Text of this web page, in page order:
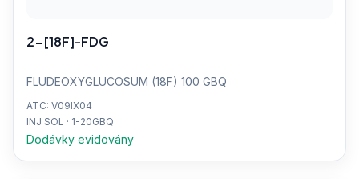
2-[18F]-FDG
FLUDEOXYGLUCOSUM (18F) 100 GBQ
ATC: V09IX04
INJ SOL · 1-20GBQ
Dodávky evidovány